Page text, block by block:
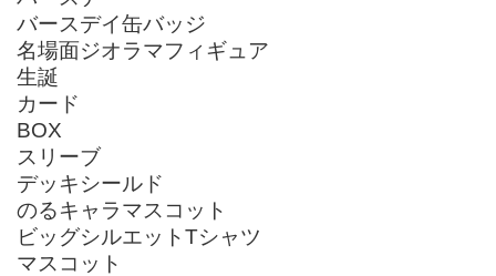
バースデイ缶バッジ
名場面ジオラマフィギュア
生誕
カード
BOX
スリーブ
デッキシールド
のるキャラマスコット
ビッグシルエットTシャツ
マスコット